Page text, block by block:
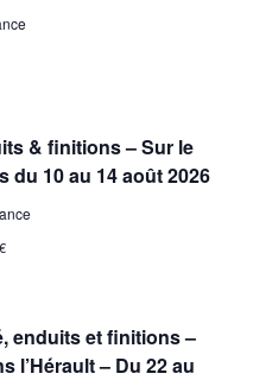
& finitions – Sur le
du 10 au 14 août 2026
enduits et finitions –
l’Hérault – Du 22 au